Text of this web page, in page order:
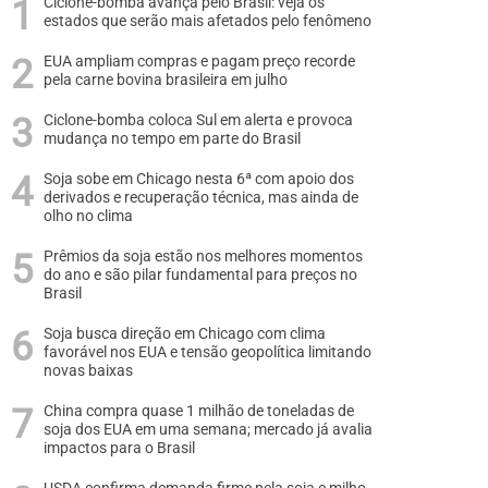
estados que serão mais afetados pelo fenômeno
EUA ampliam compras e pagam preço recorde
pela carne bovina brasileira em julho
Ciclone-bomba coloca Sul em alerta e provoca
mudança no tempo em parte do Brasil
Soja sobe em Chicago nesta 6ª com apoio dos
derivados e recuperação técnica, mas ainda de
olho no clima
Prêmios da soja estão nos melhores momentos
do ano e são pilar fundamental para preços no
Brasil
Soja busca direção em Chicago com clima
favorável nos EUA e tensão geopolítica limitando
novas baixas
China compra quase 1 milhão de toneladas de
soja dos EUA em uma semana; mercado já avalia
impactos para o Brasil